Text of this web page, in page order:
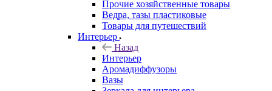
Прочие хозяйственные товары
Ведра, тазы пластиковые
Товары для путешествий
Интерьер
Назад
Интерьер
Аромадиффузоры
Вазы